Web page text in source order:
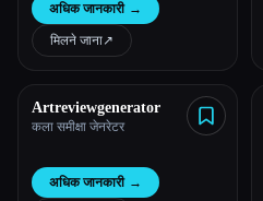
अधिक जानकारी →
मिलने जाना↗︎
Artreviewgenerator
कला समीक्षा जेनरेटर
अधिक जानकारी →